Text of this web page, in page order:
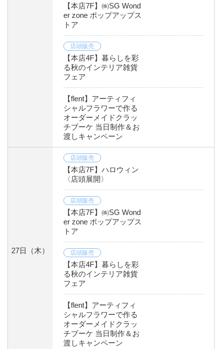
【本店7F】㈱SG Wond
er zone ポップアップス
トア
店頭販売
【本店4F】暮らしを彩
る秋のインテリア雑貨
フェア
【flent】アーティフィ
シャルフラワーで作る
オーダーメイドクラッ
チブーケ 当日制作＆お
渡しキャンペーン
27日 （木）
店頭販売
【本店7F】ハロウィン
〈店頭展開〉
店頭販売
【本店7F】㈱SG Wond
er zone ポップアップス
トア
店頭販売
【本店4F】暮らしを彩
る秋のインテリア雑貨
フェア
【flent】アーティフィ
シャルフラワーで作る
オーダーメイドクラッ
チブーケ 当日制作＆お
渡しキャンペーン